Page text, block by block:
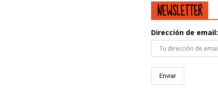
NEWSLETTER
Dirección de email: